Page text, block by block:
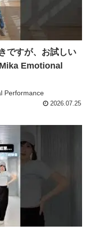
ですが、お試しい
Emotional
Performance
2026.07.25